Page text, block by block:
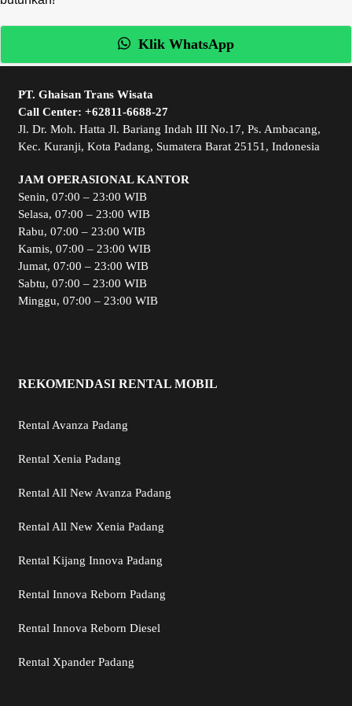
Klik WhatsApp
PT. Ghaisan Trans Wisata
Call Center: +62811-6688-27
Jl. Dr. Moh. Hatta Jl. Bariang Indah III No.17, Ps. Ambacang,
Kec. Kuranji, Kota Padang, Sumatera Barat 25151, Indonesia
JAM OPERASIONAL KANTOR
Senin, 07:00 – 23:00 WIB
Selasa, 07:00 – 23:00 WIB
Rabu, 07:00 – 23:00 WIB
Kamis, 07:00 – 23:00 WIB
Jumat, 07:00 – 23:00 WIB
Sabtu, 07:00 – 23:00 WIB
Minggu, 07:00 – 23:00 WIB
REKOMENDASI RENTAL MOBIL
Rental Avanza Padang
Rental Xenia Padang
Rental All New Avanza Padang
Rental All New Xenia Padang
Rental Kijang Innova Padang
Rental Innova Reborn Padang
Rental Innova Reborn Diesel
Rental Xpander Padang